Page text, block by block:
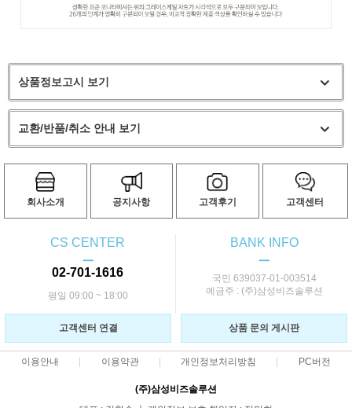
상품정보고시 보기
교환/반품/취소 안내 보기
회사소개 공지사항 고객후기 고객센터
CS CENTER
ㅡ
02-701-1616
평일 09:00 ~ 18:00
BANK INFO
ㅡ
국민 639037-01-003514
예금주 : (주)삼성비즈솔루션
고객센터 연결 상품 문의 게시판
이용안내 이용약관 개인정보처리방침 PC버전
(주)삼성비즈솔루션